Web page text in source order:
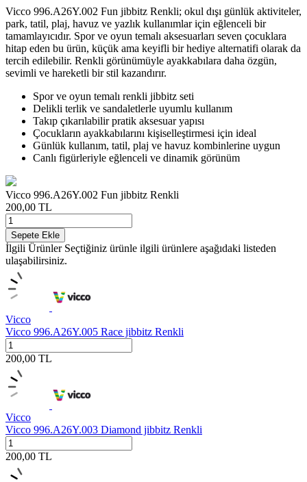
Vicco 996.A26Y.002 Fun jibbitz Renkli; okul dışı günlük aktiviteler,
park, tatil, plaj, havuz ve yazlık kullanımlar için eğlenceli bir
tamamlayıcıdır. Spor ve oyun temalı aksesuarları seven çocuklara
hitap eden bu ürün, küçük ama keyifli bir hediye alternatifi olarak da
tercih edilebilir. Renkli görünümüyle ayakkabılara daha özgün,
sevimli ve hareketli bir stil kazandırır.
Spor ve oyun temalı renkli jibbitz seti
Delikli terlik ve sandaletlerle uyumlu kullanım
Takıp çıkarılabilir pratik aksesuar yapısı
Çocukların ayakkabılarını kişiselleştirmesi için ideal
Günlük kullanım, tatil, plaj ve havuz kombinlerine uygun
Canlı figürleriyle eğlenceli ve dinamik görünüm
Vicco 996.A26Y.002 Fun jibbitz Renkli
200,00 TL
Sepete Ekle
İlgili Ürünler Seçtiğiniz ürünle ilgili ürünlere aşağıdaki listeden
ulaşabilirsiniz.
Vicco
Vicco 996.A26Y.005 Race jibbitz Renkli
200,00 TL
Vicco
Vicco 996.A26Y.003 Diamond jibbitz Renkli
200,00 TL